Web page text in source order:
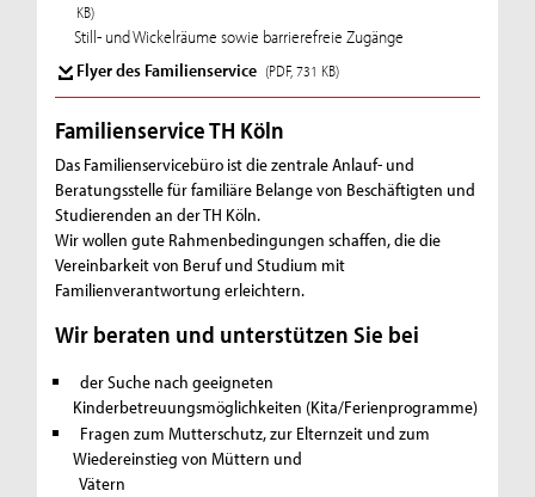
KB)
Still- und Wickelräume sowie barrierefreie Zugänge
Flyer des Familienservice (PDF, 731 KB)
Familienservice TH Köln
Das Familienservicebüro ist die zentrale Anlauf- und
Beratungsstelle für familiäre Belange von Beschäftigten und
Studierenden an der TH Köln.
Wir wollen gute Rahmenbedingungen schaffen, die die
Vereinbarkeit von Beruf und Studium mit
Familienverantwortung erleichtern.
Wir beraten und unterstützen Sie bei
der Suche nach geeigneten
Kinderbetreuungsmöglichkeiten (Kita/Ferienprogramme)
Fragen zum Mutterschutz, zur Elternzeit und zum
Wiedereinstieg von Müttern und
Vätern